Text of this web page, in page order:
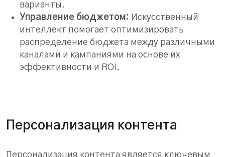
варианты.
Управление бюджетом: Искусственный
интеллект помогает оптимизировать
распределение бюджета между различными
каналами и кампаниями на основе их
эффективности и ROI.
Персонализация контента
Персонализация контента является ключевым